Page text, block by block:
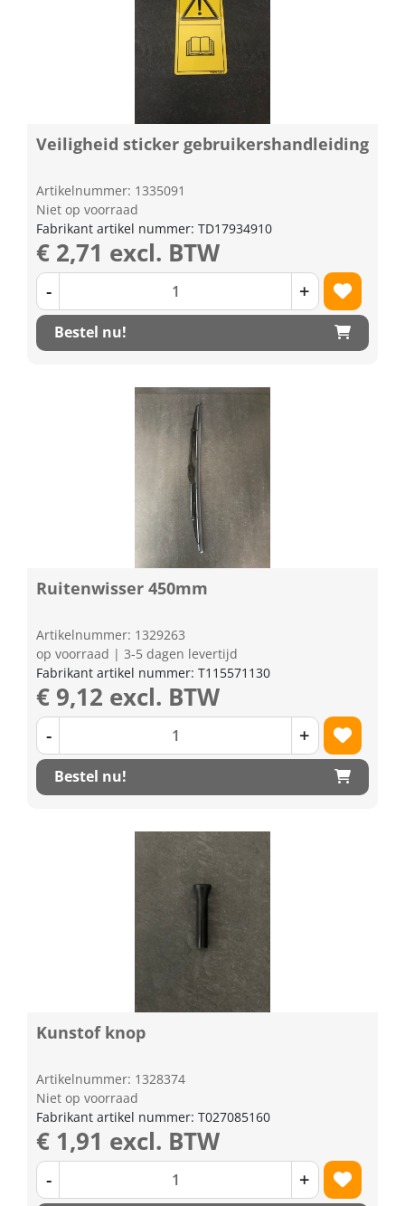
Veiligheid sticker gebruikershandleiding
Artikelnummer: 1335091
Niet op voorraad
Fabrikant artikel nummer: TD17934910
€ 2,71 excl. BTW
- +
Bestel nu!
Ruitenwisser 450mm
Artikelnummer: 1329263
op voorraad | 3-5 dagen levertijd
Fabrikant artikel nummer: T115571130
€ 9,12 excl. BTW
- +
Bestel nu!
Kunstof knop
Artikelnummer: 1328374
Niet op voorraad
Fabrikant artikel nummer: T027085160
€ 1,91 excl. BTW
- +